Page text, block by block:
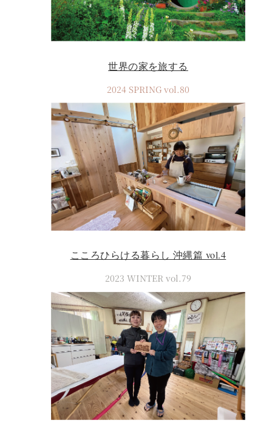
世界の家を旅する
2024 SPRING vol.80
こころひらける暮らし 沖縄篇 vol.4
2023 WINTER vol.79